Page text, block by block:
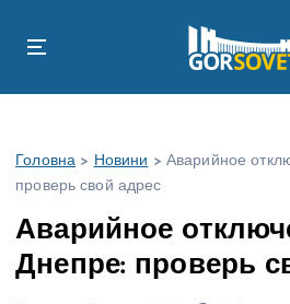
Головна > Новини > Аварийное
проверь свой адрес
Аварийное
Днепре: проверь